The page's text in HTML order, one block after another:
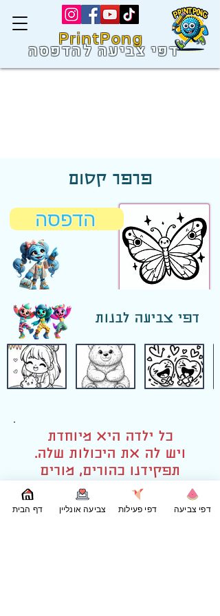
PrintPong
דפי צביעה להדפסה
פרפר קסום
הדפסה
דפי צביעה לבנות
כל ילדה היא מיוחדת
ויש לה את היכולות שלה.
תפקידנו כהורים, מורים
ומדריכים הוא לעזור להן
לגלות את הכוחות הפנימיים
דף הבית צביעה אונליין דפי פעילות דפי צביעה